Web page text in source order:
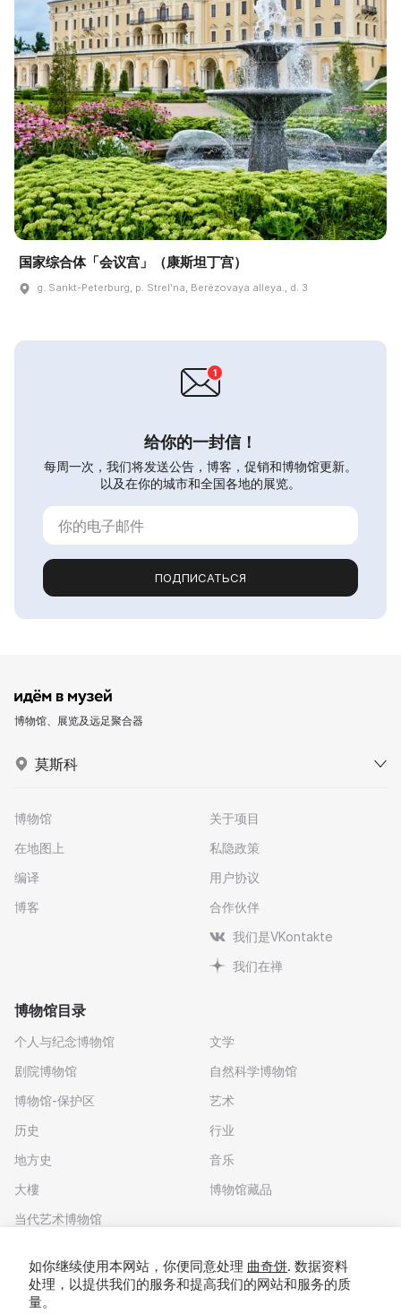
国家综合体「会议宫」（康斯坦丁宫）
g. Sankt-Peterburg, p. Strelʹna, Berëzovaya alleya., d. 3
给你的一封信！
每周一次，我们将发送公告，博客，促销和博物馆更新。
以及在你的城市和全国各地的展览。
ПОДПИСАТЬСЯ
博物馆、展览及远足聚合器
莫斯科
博物馆
在地图上
编译
博客
关于项目
私隐政策
用户协议
合作伙伴
我们是VKontakte
我们在禅
博物馆目录
个人与纪念博物馆
剧院博物馆
博物馆-保护区
历史
地方史
大樓
当代艺术博物馆
文学
自然科学博物馆
艺术
行业
音乐
博物馆藏品
如你继续使用本网站，你便同意处理 曲奇饼. 数据资料
处理，以提供我们的服务和提高我们的网站和服务的质
量。